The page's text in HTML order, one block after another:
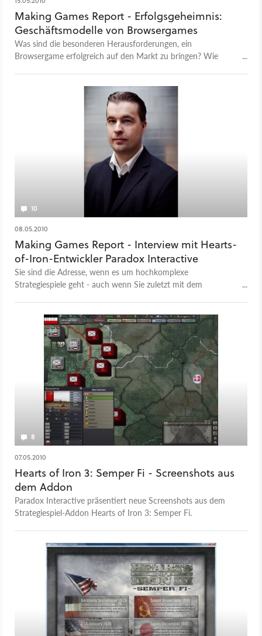
Making Games Report - Erfolgsgeheimnis:
Geschäftsmodelle von Browsergames
Was sind die besonderen Herausforderungen, ein
Browsergame erfolgreich auf den Markt zu bringen? Wie
nach ihren Geschäftsmodellen und Strategien befragt.
10
08.05.2010
Making Games Report - Interview mit Hearts-
of-Iron-Entwickler Paradox Interactive
Sie sind die Adresse, wenn es um hochkomplexe
Strategiespiele geht - auch wenn Sie zuletzt mit dem
Paradox-CEO Frederik Wester über den Erfolg in der Nische.
8
07.05.2010
Hearts of Iron 3: Semper Fi - Screenshots aus
dem Addon
Paradox Interactive präsentiert neue Screenshots aus dem
Strategiespiel-Addon Hearts of Iron 3: Semper Fi.